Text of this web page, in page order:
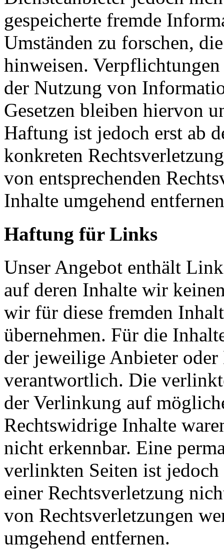
gespeicherte fremde
Umständen zu forschen,
hinweisen.
der Nutzung von
Gesetzen bleiben hiervon
Haftung ist jedoch erst ab
konkreten
von entsprechenden
Inhalte umgehend
Haftung für Links
Unser Angebot enthält
auf deren Inhalte wir
wir für diese fremden
übernehmen. Für die
der jeweilige Anbieter oder
verantwortlich. Die
der Verlinkung auf
Rechtswidrige Inhalte
nicht erkennbar. Eine
verlinkten Seiten ist
einer Rechtsverletzung
von Rechtsverletzungen
umgehend entfernen.